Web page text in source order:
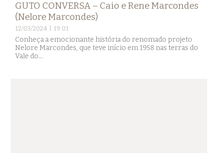
GUTO CONVERSA – Caio e Rene Marcondes
(Nelore Marcondes)
12/03/2024 | 19:01
Conheça a emocionante história do renomado projeto
Nelore Marcondes, que teve início em 1958 nas terras do
Vale do...